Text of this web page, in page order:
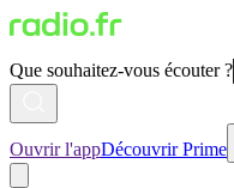
Que souhaitez-vous écouter ?
Ouvrir l'appDécouvrir Prime